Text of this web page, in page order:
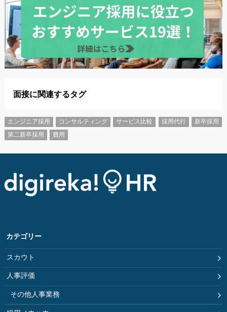
面接に関連するタグ
エンジニア採用 コンサルティング サービス比較 採用代行 新卒採用
第二新卒採用 費用
カテゴリー
スカウト
人事評価
その他人事業務